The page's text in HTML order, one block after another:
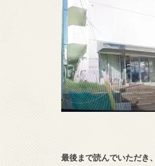
最後まで読んでいただき